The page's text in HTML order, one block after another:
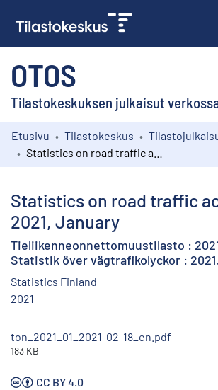
OTOS
Tilastokeskuksen julkaisut
Kokoelmat
Etusivu Tilastokeskus
Statistics on road traffic
2021, January
Tieliikenneonnettomuustilasto :
Statistik över vägtrafikolyckor :
Statistics Finland
2021
ton_2021_01_2021-02-18_en.pdf
183 KB
CC BY 4.0